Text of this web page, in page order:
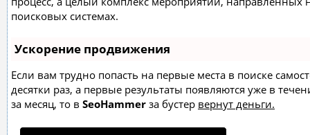
поисковых системах.
Ускорение продвижения
Если вам трудно попасть на первые места в поиске
десятки раз, а первые результаты появляются уже в
за месяц, то в SeoHammer за бустер вернут деньги.